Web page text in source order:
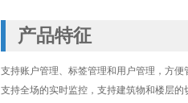
产品特征
支持账户管理、标签管理和用户管理，方便
支持全场的实时监控，支持建筑物和楼层的